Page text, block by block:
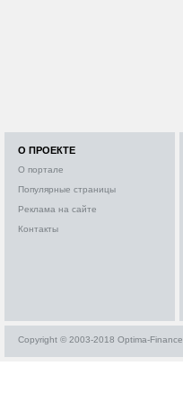
О ПРОЕКТЕ
О портале
Популярные страницы
Реклама на сайте
Контакты
Copyright © 2003-2018 Optima-Finance